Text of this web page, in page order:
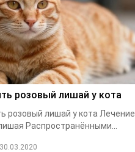
розовый лишай у кота
розовый лишай у кота Лечение
Распространёнными...
30.03.2020